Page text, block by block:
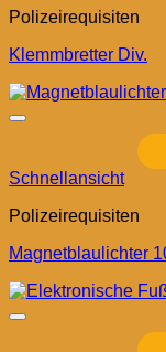
Polizeirequisiten
Klemmbretter Div.
Schnellansicht
Polizeirequisiten
Magnetblaulichter